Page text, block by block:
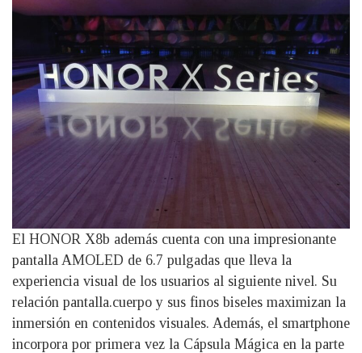
El HONOR X8b además cuenta con una impresionante
pantalla AMOLED de 6.7 pulgadas que lleva la
experiencia visual de los usuarios al siguiente nivel. Su
relación pantalla.cuerpo y sus finos biseles maximizan la
inmersión en contenidos visuales. Además, el smartphone
incorpora por primera vez la Cápsula Mágica en la parte